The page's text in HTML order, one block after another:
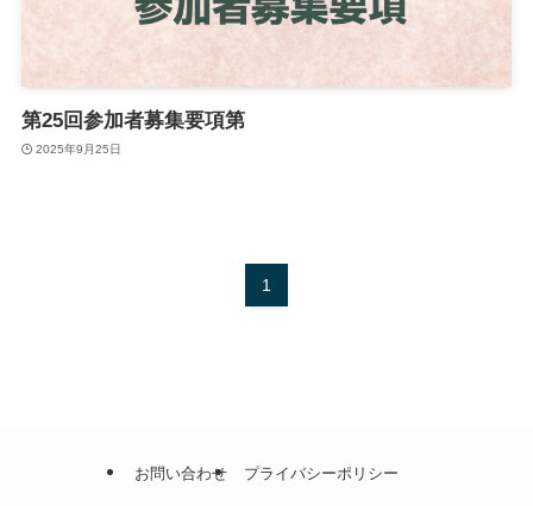
第25回参加者募集要項第
2025年9月25日
1
お問い合わせ プライバシーポリシー